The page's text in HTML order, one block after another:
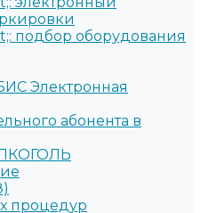
подбор оборудования
Электронная
абонента в
процедур